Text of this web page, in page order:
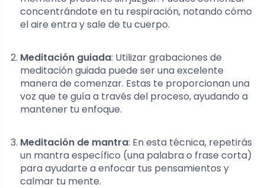
concentrándote en tu respiración, notando cómo
el aire entra y sale de tu cuerpo.
Meditación guiada: Utilizar grabaciones de
meditación guiada puede ser una excelente
manera de comenzar. Estas te proporcionan una
voz que te guía a través del proceso, ayudando a
mantener tu enfoque.
Meditación de mantra: En esta técnica, repetirás
un mantra específico (una palabra o frase corta)
para ayudarte a enfocar tus pensamientos y
calmar tu mente.